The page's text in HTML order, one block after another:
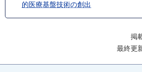
的医療基盤技術の創出
掲
最終更